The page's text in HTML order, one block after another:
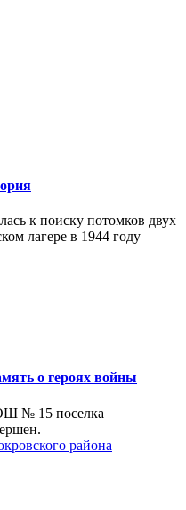
к поиску потомков двух
лагере в 1944 году
о героях войны
№ 15 поселка
района